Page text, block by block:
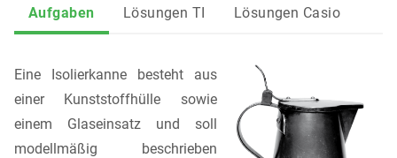
Aufgaben Lösungen TI Lösungen Casio
Eine Isolierkanne besteht aus
einer Kunststoffhülle sowie
einem Glaseinsatz und soll
modellmäßig beschrieben